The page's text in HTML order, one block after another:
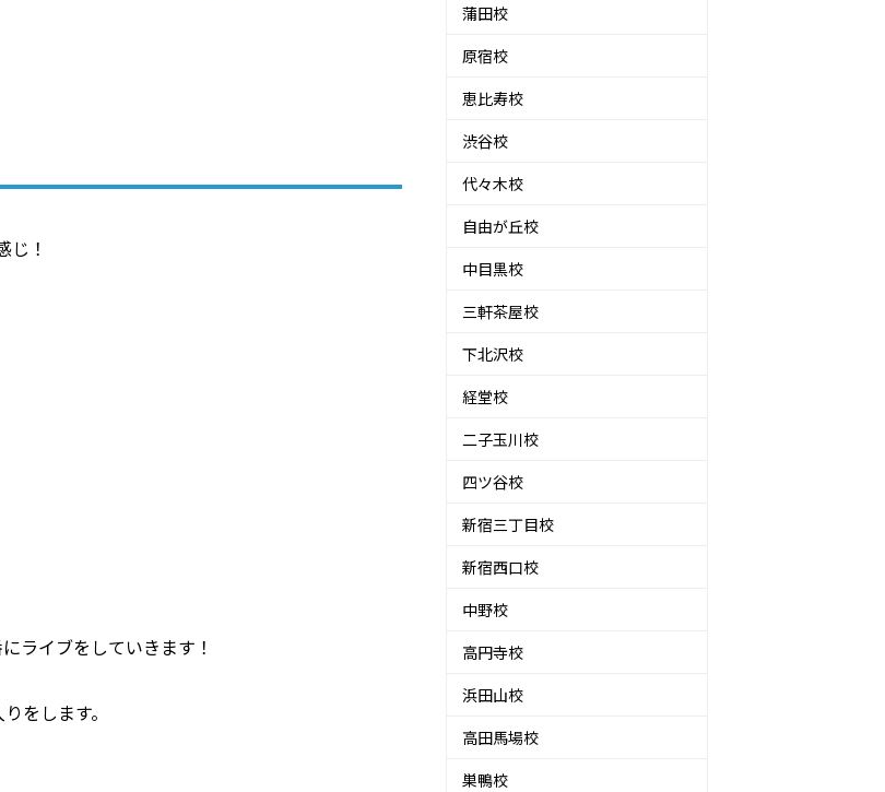
じ！
ライブをしていきます！
をします。
蒲田校
原宿校
恵比寿校
渋谷校
代々木校
自由が丘校
中目黒校
三軒茶屋校
下北沢校
経堂校
二子玉川校
四ツ谷校
新宿三丁目校
新宿西口校
中野校
高円寺校
浜田山校
高田馬場校
巣鴨校